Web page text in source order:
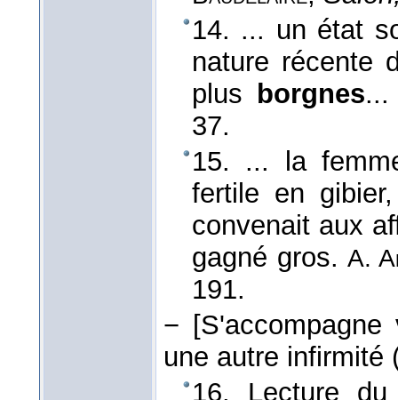
14. ... un état
nature récente
plus borgnes
37.
15. ... la
fertile en
convenait aux
gagné gros.A.
191.
−
une autre infirmité
16. Lecture